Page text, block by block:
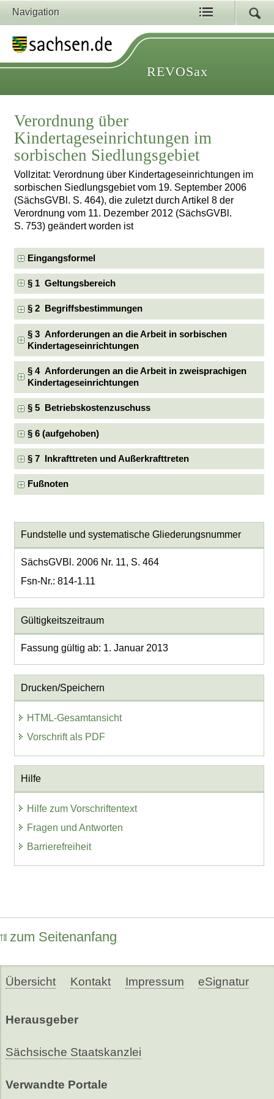
Navigation
REVOSax
Verordnung über
Kindertageseinrichtungen im
sorbischen Siedlungsgebiet
Vollzitat: Verordnung über Kindertageseinrichtungen im
sorbischen Siedlungsgebiet vom 19. September 2006
(SächsGVBl. S. 464), die zuletzt durch Artikel 8 der
Verordnung vom 11. Dezember 2012 (SächsGVBl.
S. 753) geändert worden ist
Eingangsformel
§ 1 Geltungsbereich
§ 2 Begriffsbestimmungen
§ 3 Anforderungen an die Arbeit in sorbischen
Kindertageseinrichtungen
§ 4 Anforderungen an die Arbeit in zweisprachigen
Kindertageseinrichtungen
§ 5 Betriebskostenzuschuss
§ 6 (aufgehoben)
§ 7 Inkrafttreten und Außerkrafttreten
Fußnoten
Fundstelle und systematische Gliederungsnummer
SächsGVBl. 2006 Nr. 11, S. 464
Fsn-Nr.: 814-1.11
Gültigkeitszeitraum
Fassung gültig ab: 1. Januar 2013
Drucken/Speichern
HTML-Gesamtansicht
Vorschrift als PDF
Hilfe
Hilfe zum Vorschriftentext
Fragen und Antworten
Barrierefreiheit
zum Seitenanfang
Übersicht Kontakt Impressum eSignatur
Herausgeber
Sächsische Staatskanzlei
Verwandte Portale